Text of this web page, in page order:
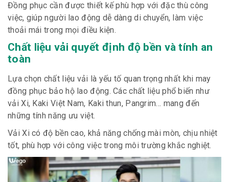
Đồng phục cần được thiết kế phù hợp với đặc thù công
việc, giúp người lao động dễ dàng di chuyển, làm việc
thoải mái trong mọi điều kiện.
Chất liệu vải quyết định độ bền và tính an
toàn
Lựa chọn chất liệu vải là yếu tố quan trọng nhất khi may
đồng phục bảo hộ lao động. Các chất liệu phổ biến như
vải Xi, Kaki Việt Nam, Kaki thun, Pangrim… mang đến
những tính năng ưu việt.
Vải Xi có độ bền cao, khả năng chống mài mòn, chịu nhiệt
tốt, phù hợp với công việc trong môi trường khắc nghiệt.